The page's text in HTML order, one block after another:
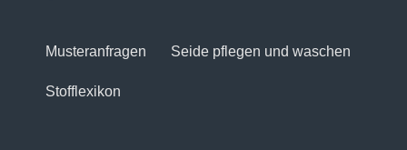
Musteranfragen Seide pflegen und waschen
Stofflexikon